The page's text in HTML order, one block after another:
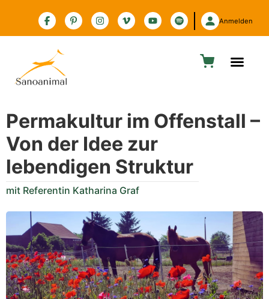
Zur Barrierefreiheitserklärung
Anmelden
Permakultur im Offenstall –
Von der Idee zur
lebendigen Struktur
mit Referentin Katharina Graf